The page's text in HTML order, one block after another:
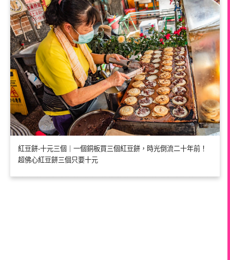
紅豆餅-十元三個｜一個銅板買三個紅豆餅，時光倒流二十年前！
超佛心紅豆餅三個只要十元